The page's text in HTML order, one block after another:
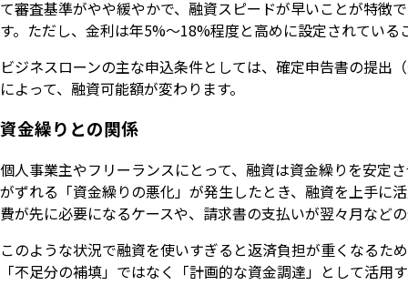
て審査基準がやや緩やかで、融資スピードが早いことが特徴
す。ただし、金利は年5%〜18%程度と高めに設定されてい
ビジネスローンの主な申込条件としては、確定申告書の提出
によって、融資可能額が変わります。
資金繰りとの関係
個人事業主やフリーランスにとって、融資は資金繰りを安定
がずれる「資金繰りの悪化」が発生したとき、融資を上手に
費が先に必要になるケースや、請求書の支払いが翌々月など
このような状況で融資を使いすぎると返済負担が重くなるた
「不足分の補填」ではなく「計画的な資金調達」として活用